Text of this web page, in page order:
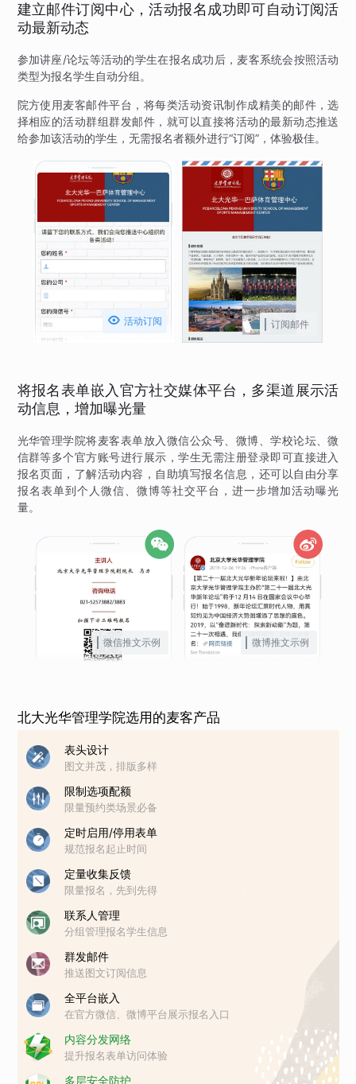
建立邮件订阅中心，活动报名成功即可自动订阅活
动最新动态
参加讲座/论坛等活动的学生在报名成功后，麦客系统会按照活动
类型为报名学生自动分组。
院方使用麦客邮件平台，将每类活动资讯制作成精美的邮件，选
择相应的活动群组群发邮件，就可以直接将活动的最新动态推送
给参加该活动的学生，无需报名者额外进行“订阅”，体验极佳。
 活动订阅 订阅邮件
将报名表单嵌入官方社交媒体平台，多渠道展示活
动信息，增加曝光量
光华管理学院将麦客表单放入微信公众号、微博、学校论坛、微
信群等多个官方账号进行展示，学生无需注册登录即可直接进入
报名页面，了解活动内容，自助填写报名信息，还可以自由分享
报名表单到个人微信、微博等社交平台，进一步增加活动曝光
量。
微信推文示例 微博推文示例
北大光华管理学院选用的麦客产品
表头设计
图文并茂，排版多样
限制选项配额
限量预约类场景必备
定时启用/停用表单
规范报名起止时间
定量收集反馈
限量报名，先到先得
联系人管理
分组管理报名学生信息
群发邮件
推送图文订阅信息
全平台嵌入
在官方微信、微博平台展示报名入口
内容分发网络
提升报名表单访问体验
多层安全防护